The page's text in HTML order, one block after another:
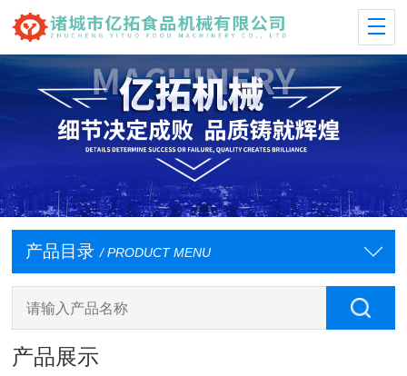
产品目录 / PRODUCT MENU
产品展示